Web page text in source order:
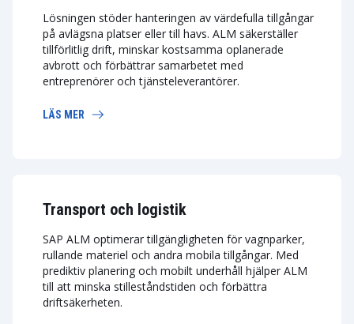
Lösningen stöder hanteringen av värdefulla tillgångar
på avlägsna platser eller till havs. ALM säkerställer
tillförlitlig drift, minskar kostsamma oplanerade
avbrott och förbättrar samarbetet med
entreprenörer och tjänsteleverantörer.
LÄS MER
Transport och logistik
SAP ALM optimerar tillgängligheten för vagnparker,
rullande materiel och andra mobila tillgångar. Med
prediktiv planering och mobilt underhåll hjälper ALM
till att minska stilleståndstiden och förbättra
driftsäkerheten.